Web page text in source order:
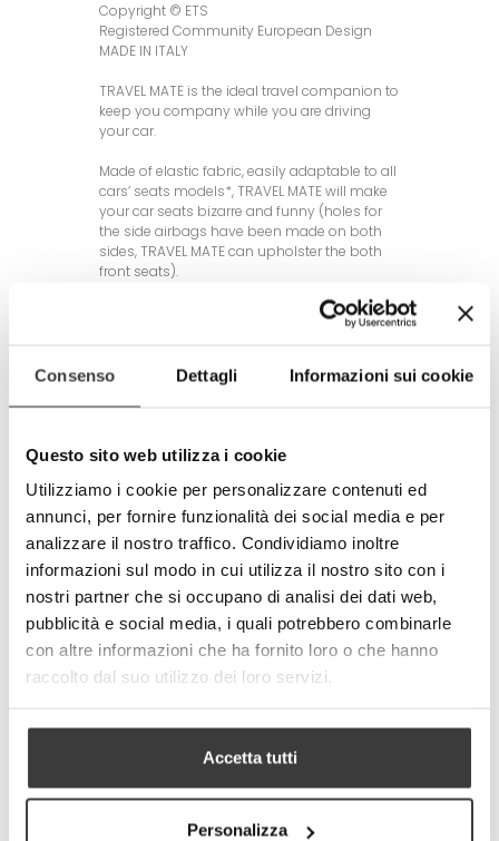
Consenso Dettagli Informazioni sui cookie
Questo sito web utilizza i cookie
Utilizziamo i cookie per personalizzare contenuti ed
annunci, per fornire funzionalità dei social media e per
analizzare il nostro traffico. Condividiamo inoltre
informazioni sul modo in cui utilizza il nostro sito con i
nostri partner che si occupano di analisi dei dati web,
pubblicità e social media, i quali potrebbero combinarle
con altre informazioni che ha fornito loro o che hanno
raccolto dal suo utilizzo dei loro servizi.
Accetta tutti
Personalizza
Copyright © ETS
Registered Community European Design
MADE IN ITALY
TRAVEL MATE is the ideal travel companion to
keep you company while you are driving
your car.
Made of elastic fabric, easily adaptable to all
cars’ seats models*, TRAVEL MATE will make
your car seats bizarre and funny (holes for
the side airbags have been made on both
sides, TRAVEL MATE can upholster the both
front seats).
*Exceptions. TRAVEL MATE can not be put on:
• “shell” seats (sport seats very concave)
• joined seats, like a “bench” (vans seats,
• seats with integrated armrests and seat
responsible for the product’s improper use.
+ ADD TO CART
Tweet
Share
Google+
Pinterest
MORE INFO DATA SHEET